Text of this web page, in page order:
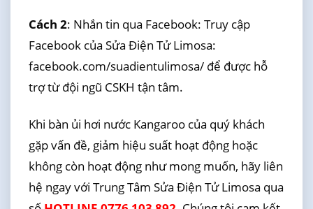
Cách 2: Nhắn tin qua Facebook: Truy cập
Facebook của Sửa Điện Tử Limosa:
facebook.com/suadientulimosa/ để được hỗ
trợ từ đội ngũ CSKH tận tâm.
Khi bàn ủi hơi nước Kangaroo của quý khách
gặp vấn đề, giảm hiệu suất hoạt động hoặc
không còn hoạt động như mong muốn, hãy liên
hệ ngay với Trung Tâm Sửa Điện Tử Limosa qua